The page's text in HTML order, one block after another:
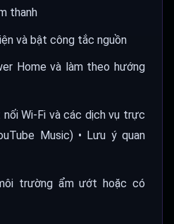
thanh
và bật công tắc nguồn
Home và làm theo hướng
Wi-Fi và các dịch vụ trực
Music) • Lưu ý quan
trường ẩm ướt hoặc có